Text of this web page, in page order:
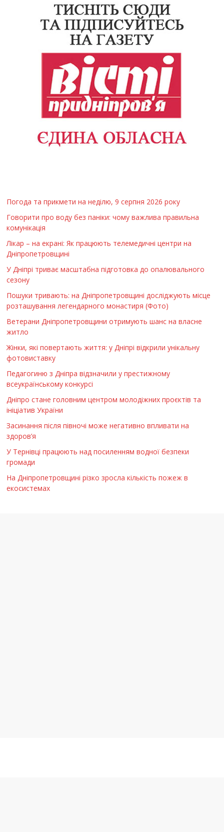
Погода та прикмети на неділю, 9 серпня 2026 року
Говорити про воду без паніки: чому важлива правильна
комунікація
Лікар – на екрані: Як працюють телемедичні центри на
Дніпропетровщині
У Дніпрі триває масштабна підготовка до опалювального
сезону
Пошуки тривають: на Дніпропетровщині досліджують місце
розташування легендарного монастиря (Фото)
Ветерани Дніпропетровщини отримують шанс на власне
житло
Жінки, які повертають життя: у Дніпрі відкрили унікальну
фотовиставку
Педагогиню з Дніпра відзначили у престижному
всеукраїнському конкурсі
Дніпро стане головним центром молодіжних проєктів та
ініціатив України
Засинання після півночі може негативно впливати на
здоров’я
У Тернівці працюють над посиленням водної безпеки
громади
На Дніпропетровщині різко зросла кількість пожеж в
екосистемах